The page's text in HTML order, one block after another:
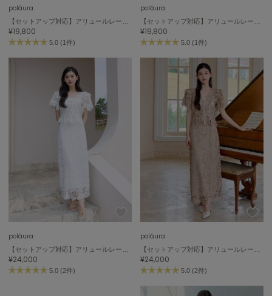
poláura
¥19,800
5.0 (1件)
poláura
¥19,800
5.0 (1件)
poláura
¥24,000
5.0 (2件)
poláura
¥24,000
5.0 (2件)